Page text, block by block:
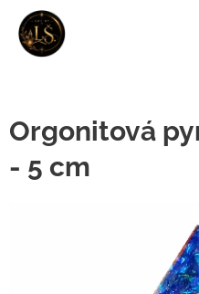
Orgonitová
- 5 cm